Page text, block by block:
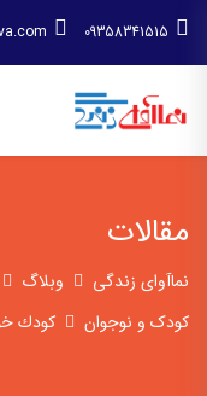
09358341515
مقالات
نماآوای زندگی وبلاگ
کودک و نوجوان
كودك